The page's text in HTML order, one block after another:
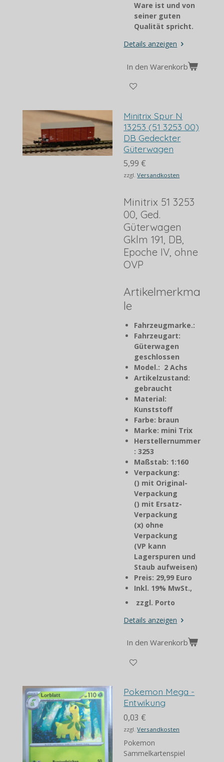
Ware ist und von
seiner guten
Qualität spricht.
Details anzeigen
In den Warenkorb
Minitrix Spur N
13253 (51 3253 00)
DB Gedeckter
Güterwagen
5,99 €
zzgl.Versandkosten
Minitrix 51 3253
00, Ged.
Güterwagen
Gklm 191, DB,
Epoche IV, ohne
OVP
Artikelmerkma
le
Fahrzeugmarke.:
Fahrzeugart:
Güterwagen
geschlossen
Model.: 2 Achs
Artikelzustand:
gebraucht
Material:
Kunststoff
Farbe: braun
Marke: mini Trix
Herstellernummer
: 3253
Maßstab: 1:160
Verpackung:
() mit Original-
Verpackung
() mit Ersatz-
Verpackung
(x) ohne
Verpackung
(VP kann
Lagerspuren und
Staub aufweisen)
Preis: 29,99 Euro
Inkl. 19% MwSt.,
zzgl. Porto
Details anzeigen
In den Warenkorb
Pokemon Mega -
Entwikung
0,03 €
zzgl.Versandkosten
Pokemon
Sammelkartenspiel